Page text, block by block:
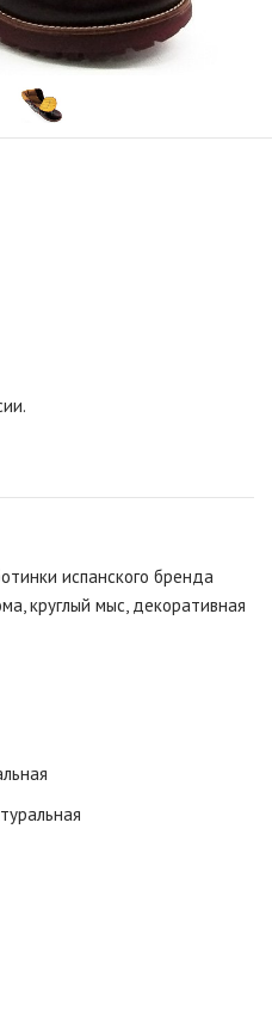
испанского бренда
круглый мыс, декоративная